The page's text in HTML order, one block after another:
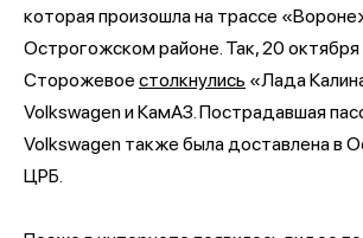
которая произошла на трассе
Острогожском районе. Так, 20
Сторожевое столкнулись «Лада
Volkswagen и КамАЗ. Пострадавшая
Volkswagen также была доставлена в
ЦРБ.